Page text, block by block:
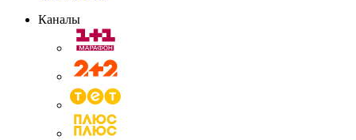
Каналы